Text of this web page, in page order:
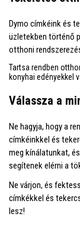
Dymo címkéink és
üzletekben történő
otthoni
Tartsa rendben
konyhai edényekkel
Válassza a
Ne hagyja, hogy a
címkéinkkel és
meg kínálatunkat,
segítenek elérni a
Ne várjon, és
címkékkel és
lesz!